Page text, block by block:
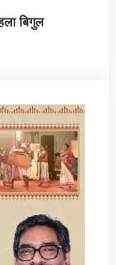
बिगुल